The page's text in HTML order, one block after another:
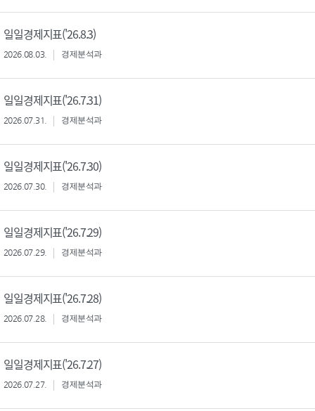
일일경제지표('26.8.3)
2026.08.03. 경제분석과
일일경제지표('26.7.31)
2026.07.31. 경제분석과
일일경제지표('26.7.30)
2026.07.30. 경제분석과
일일경제지표('26.7.29)
2026.07.29. 경제분석과
일일경제지표('26.7.28)
2026.07.28. 경제분석과
일일경제지표('26.7.27)
2026.07.27. 경제분석과